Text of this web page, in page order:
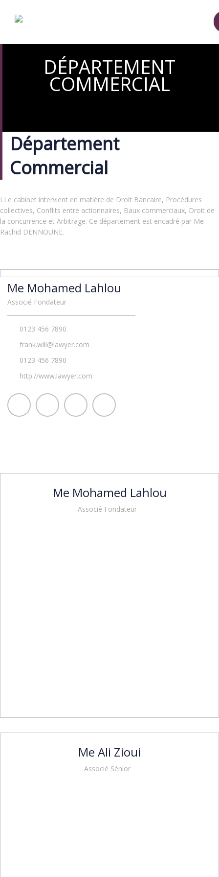
DÉPARTEMENT
COMMERCIAL
Département
Commercial
LLe cabinet intervient en matière de Droit Bancaire, Procédures
collectives, Conflits entre actionnaires, Baux commerciaux, Droit de
la concurrence et Arbitrage. Ce département est encadré par Me
Rachid DENNOUNE.
Me Mohamed Lahlou
Associé Fondateur
0123 456 7890
frank.will@lawyer.com
0123 456 7890
http://www.lawyer.com
Me Mohamed Lahlou
Associé Fondateur
Me Ali Zioui
Associé Sénior